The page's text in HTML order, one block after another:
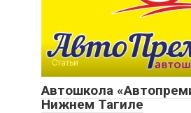
Статьи
Автошкола
Нижнем Тагиле